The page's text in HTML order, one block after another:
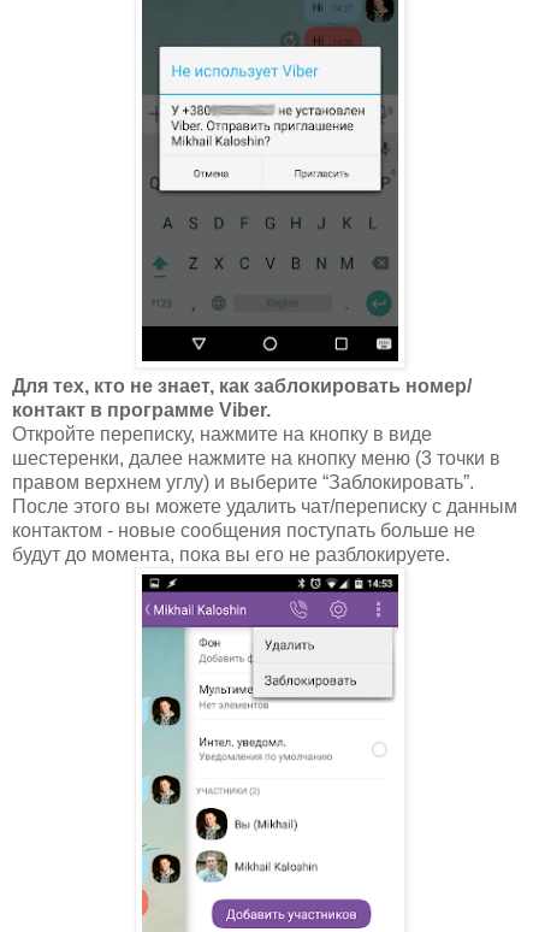
Для тех, кто не знает, как заблокировать номер/
контакт в программе Viber.
Откройте переписку, нажмите на кнопку в виде
шестеренки, далее нажмите на кнопку меню (3 точки в
правом верхнем углу) и выберите “Заблокировать”.
После этого вы можете удалить чат/переписку с данным
контактом - новые сообщения поступать больше не
будут до момента, пока вы его не разблокируете.